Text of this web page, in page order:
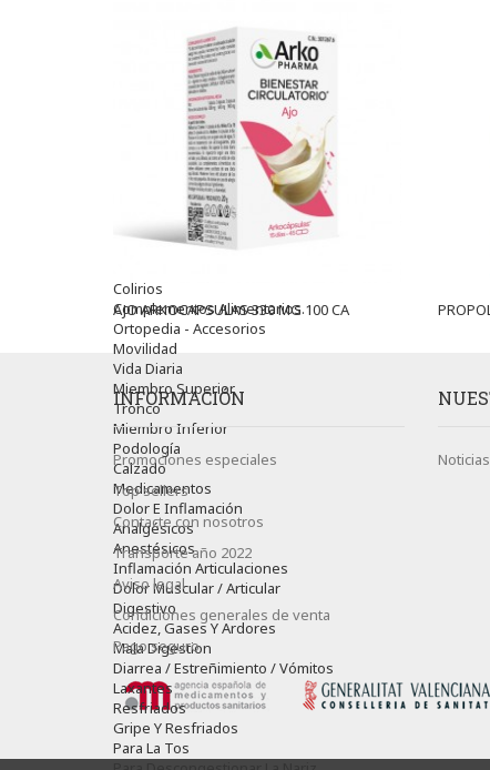
Protección Solar
Complementos Alimentarios
Hidratantes
Golpes Y Hematomas
Repelentes De Mosquitos
Higiene
Colirios
Complementos Alimentarios.
Ortopedia - Accesorios
Movilidad
Vida Diaria
Miembro Superior
Tronco
Miembro Inferior
Podología
Calzado
Medicamentos
Dolor E Inflamación
Analgésicos
Anestésicos
Inflamación Articulaciones
Dolor Muscular / Articular
Digestivo
Acidez, Gases Y Ardores
Mala Digestion
Diarrea / Estreñimiento / Vómitos
Laxantes
Resfriados
Gripe Y Resfriados
Para La Tos
AJO ARKOCAPSULAS 330 MG 100 CA
INFORMACIÓN
Promociones especiales
Top sellers
Contacte con nosotros
Transporte año 2022
Aviso legal
Condiciones generales de venta
Pago seguro
Noticias